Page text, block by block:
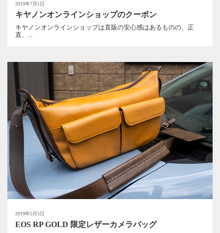
2019年7月1日
キヤノンオンラインショップのクーポン
キヤノンオンラインショップは直販の安心感はあるものの、正
直、...
2019年5月5日
EOS RP GOLD 限定レザーカメラバッグ